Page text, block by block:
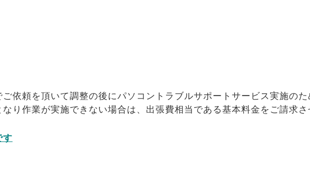
依頼を頂いて調整の後にパソコントラブルサポートサービス実施の
り作業が実施できない場合は、出張費相当である基本料金をご請求さ
す